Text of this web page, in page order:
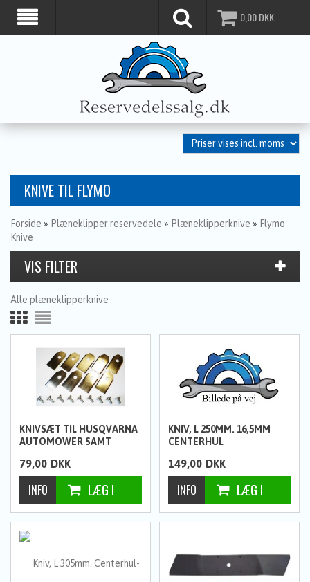
0,00DKK
KNIVE TIL FLYMO
Forside » Plæneklipper reservedele » Plæneklipperknive » Flymo
Knive
Alle plæneklipperknive
KNIVSÆT TIL HUSQVARNA
AUTOMOWER SAMT
79,00 DKK
KNIV, L 250MM. 16,5MM
CENTERHUL
149,00 DKK